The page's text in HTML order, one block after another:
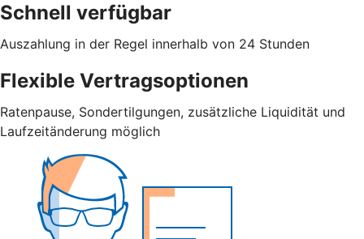
Schnell verfügbar
Auszahlung in der Regel innerhalb von 24 Stunden
Flexible Vertragsoptionen
Ratenpause, Sondertilgungen, zusätzliche Liquidität und
Laufzeitänderung möglich